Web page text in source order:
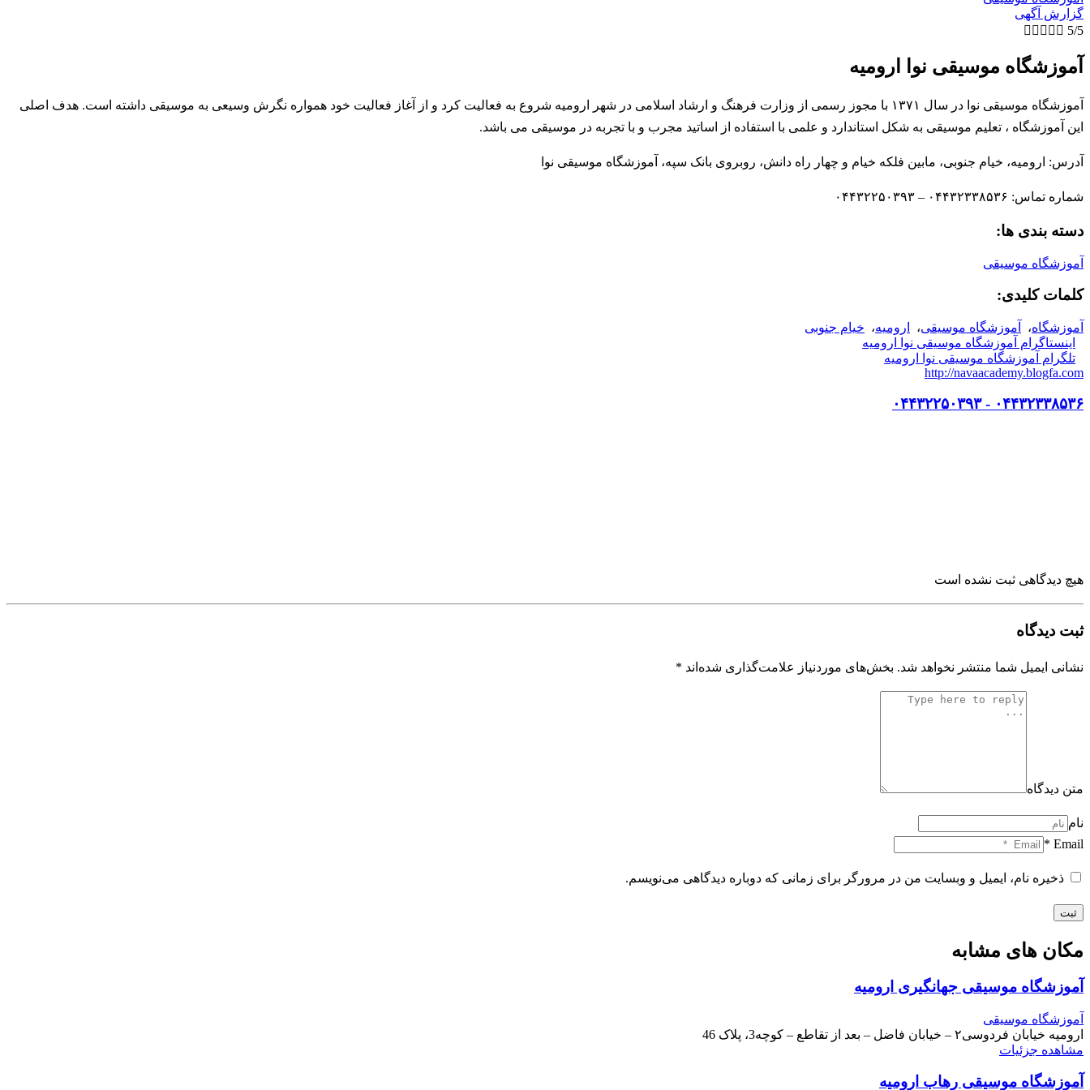
گزارش آگهی
     5/5
آموزشگاه موسیقی نوا ارومیه
آموزشگاه موسیقی نوا در سال ۱۳۷۱ با مجوز رسمی از وزارت فرهنگ و ارشاد اسلامی در شهر ارومیه شروع به فعالیت کرد و از آغاز فعالیت خود همواره نگرش وسیعی به موسیقی داشته است. هدف اصلی
این آموزشگاه ، تعلیم موسیقی به شکل استاندارد و علمی با استفاده از اساتید مجرب و با تجربه در موسیقی می باشد.
آدرس: ارومیه، خیام جنوبی، مابین فلکه خیام و چهار راه دانش، روبروی بانک سپه، آموزشگاه موسیقی نوا
شماره تماس: ۰۴۴۳۲۳۳۸۵۳۶ – ۰۴۴۳۲۲۵۰۳۹۳
دسته بندی ها:
آموزشگاه موسیقی
کلمات کلیدی:
آموزشگاه، آموزشگاه موسیقی، ارومیه، خیام جنوبی
اینستاگرام آموزشگاه موسیقی نوا ارومیه
تلگرام آموزشگاه موسیقی نوا ارومیه
http://navaacademy.blogfa.com
۰۴۴۳۲۳۳۸۵۳۶ - ۰۴۴۳۲۲۵۰۳۹۳
هیچ دیدگاهی ثبت نشده است
ثبت دیدگاه
نشانی ایمیل شما منتشر نخواهد شد. بخش‌های موردنیاز علامت‌گذاری شده‌اند *
متن دیدگاه
نام
Email *
ذخیره نام، ایمیل و وبسایت من در مرورگر برای زمانی که دوباره دیدگاهی می‌نویسم.
ثبت
مکان های مشابه
آموزشگاه موسیقی جهانگیری ارومیه
آموزشگاه موسیقی
ارومیه خیابان فردوسی۲ – خیابان فاضل – بعد از تقاطع – کوچه3، پلاک 46
مشاهده جزئیات
آموزشگاه موسیقی رهاب ارومیه